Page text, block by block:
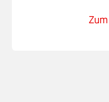
Zum